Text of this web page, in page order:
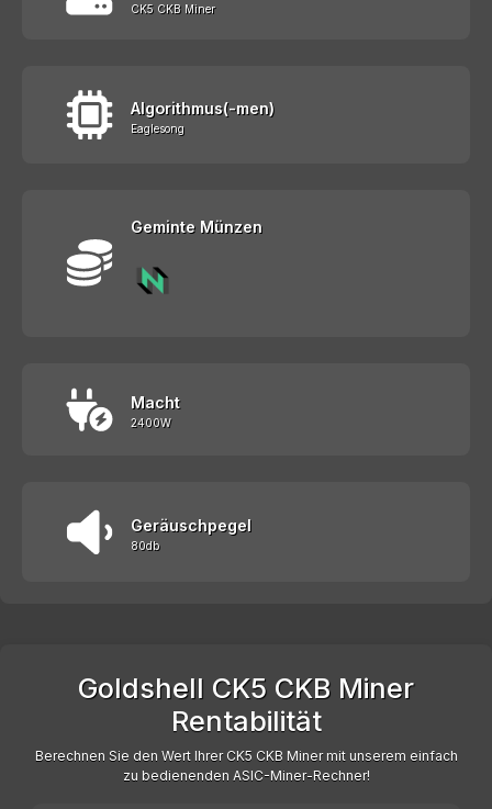
CK5 CKB Miner
Algorithmus(-men)
Eaglesong
Geminte Münzen
Macht
2400W
Geräuschpegel
80db
Goldshell CK5 CKB Miner
Rentabilität
Berechnen Sie den Wert Ihrer CK5 CKB Miner mit unserem einfach
zu bedienenden ASIC-Miner-Rechner!